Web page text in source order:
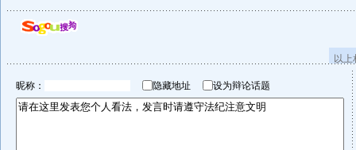
以
昵称： 隐藏地址 设为辩论话题